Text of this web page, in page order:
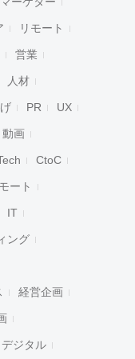
リモート
営業
人材
PR UX
動画
CtoC
ート
IT
ング
経営企画
デジタル